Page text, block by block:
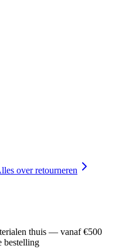
over retourneren
thuis — vanaf €500
bestelling